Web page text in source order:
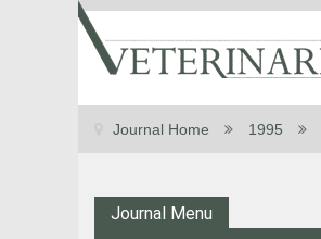
Journal Home 1995
Journal Menu